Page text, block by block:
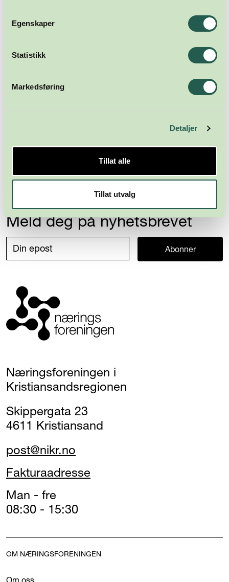
Egenskaper
Statistikk
Markedsføring
Detaljer
Tillat alle
Tillat utvalg
Meld deg på nyhetsbrevet
Abonner
Næringsforeningen i
Kristiansandsregionen
Skippergata 23
4611 Kristiansand
post@nikr.no
Fakturaadresse
Man - fre
08:30 - 15:30
OM NÆRINGSFORENINGEN
Om oss